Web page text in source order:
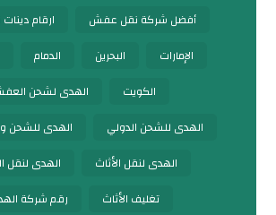
أفضل شركة نقل عفش
ارقام
الإمارات
البحرين الدمام
الكويت
الهدى لشحن
الهدى للشحن الدولي
الهدى للشحن
الهدى لنقل الأثاث
الهدى
تغليف الأثاث
رقم شركة